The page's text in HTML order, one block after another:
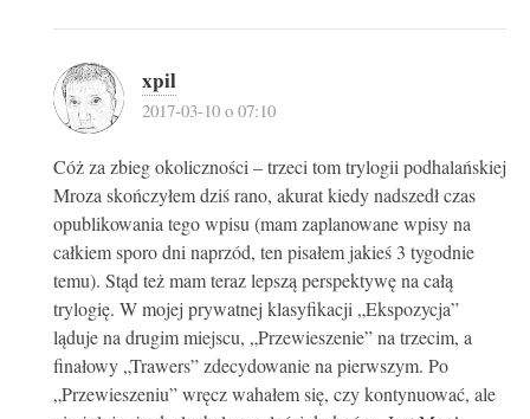
xpil
2017-03-10 o 07:10
Cóż za zbieg okoliczności – trzeci tom trylogii podhalańskiej
Mroza skończyłem dziś rano, akurat kiedy nadszedł czas
opublikowania tego wpisu (mam zaplanowane wpisy na
całkiem sporo dni naprzód, ten pisałem jakieś 3 tygodnie
temu). Stąd też mam teraz lepszą perspektywę na całą
trylogię. W mojej prywatnej klasyfikacji „Ekspozycja”
ląduje na drugim miejscu, „Przewieszenie” na trzecim, a
finałowy „Trawers” zdecydowanie na pierwszym. Po
„Przewieszeniu” wręcz wahałem się, czy kontynuować, ale